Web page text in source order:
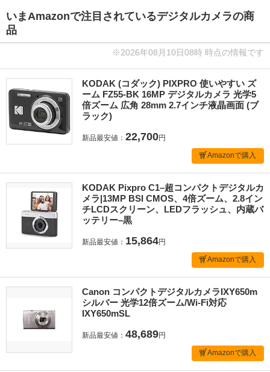
いまAmazonで注目されているデジタルカメラの商
品
※2026年08月10日08時 時点の情報です
KODAK (コダック) PIXPRO 使いやすい ズ
ーム FZ55-BK 16MP デジタルカメラ 光学5
倍ズーム 広角 28mm 2.7インチ液晶画面 (ブ
ラック)
新品最安値： 22,700円
Amazonで購入
KODAK Pixpro C1–超コンパクトデジタルカ
メラ|13MP BSI CMOS、4倍ズーム、2.8イン
チLCDスクリーン、LEDフラッシュ、内蔵バ
ッテリー–黒
新品最安値： 15,864円
Amazonで購入
Canon コンパクトデジタルカメラIXY650m
シルバー 光学12倍ズーム/Wi-Fi対応
IXY650mSL
新品最安値： 48,689円
Amazonで購入